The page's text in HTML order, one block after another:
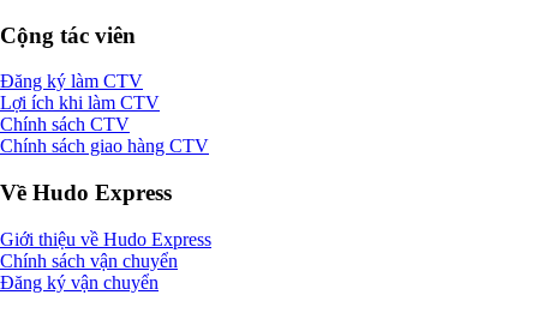
Cộng tác viên
Đăng ký làm CTV
Lợi ích khi làm CTV
Chính sách CTV
Chính sách giao hàng CTV
Về Hudo Express
Giới thiệu về Hudo Express
Chính sách vận chuyển
Đăng ký vận chuyển